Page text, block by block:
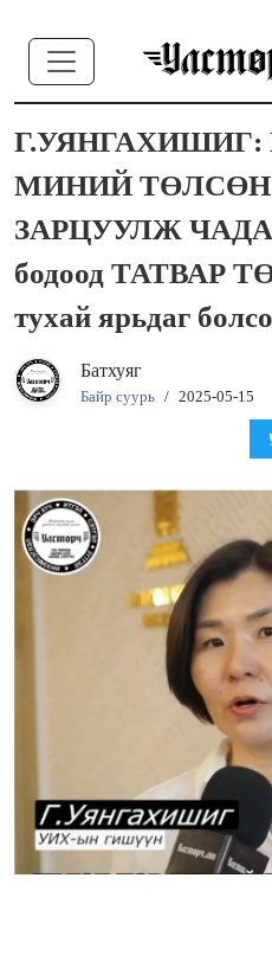
Г.УЯНГАХИШИГ:
МИНИЙ ТӨЛСӨН
ЗАРЦУУЛЖ
бодоод ТАТВАР
тухай ярьдаг
Батхуяг
Байр суурь / 2025-05-15